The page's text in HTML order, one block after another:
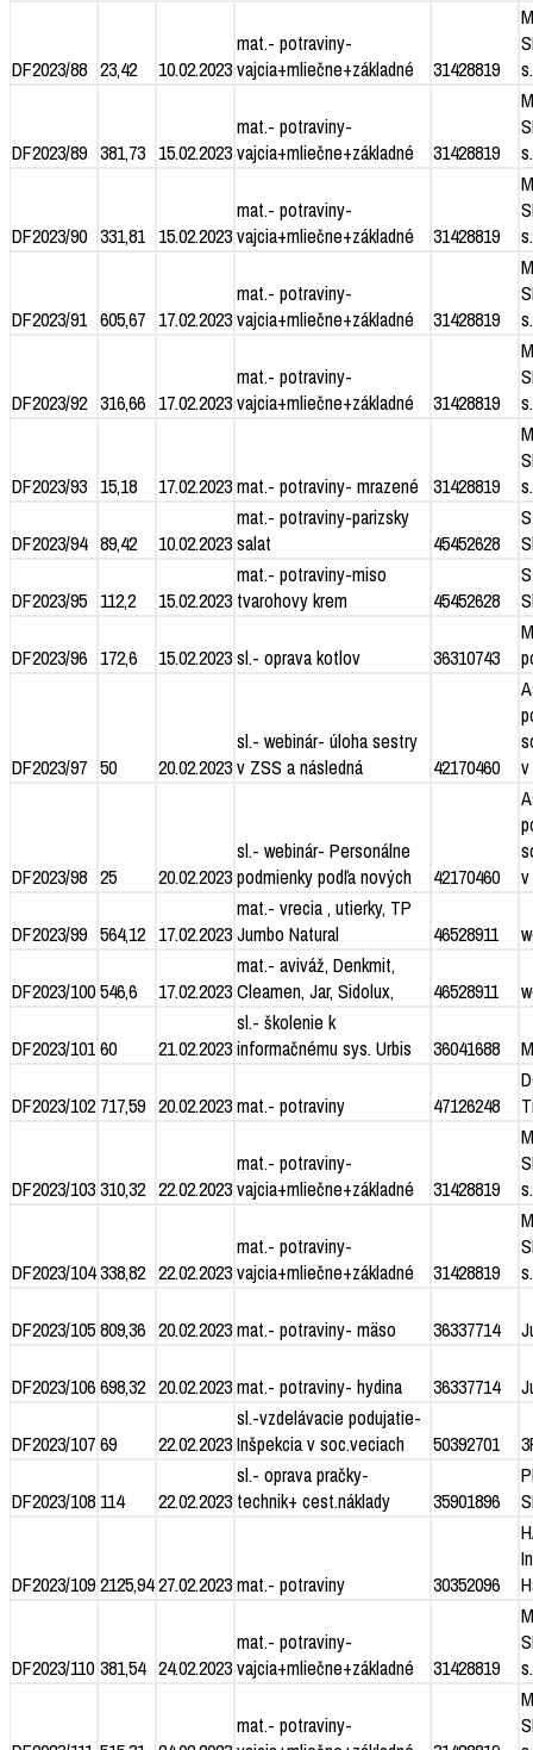
DF2023/88 23,42 10.02.2023
mat.- potraviny-
vajcia+mliečne+základné
31428819
DF2023/89 381,73 15.02.2023
mat.- potraviny-
vajcia+mliečne+základné
31428819
DF2023/90 331,81 15.02.2023
mat.- potraviny-
vajcia+mliečne+základné
31428819
DF2023/91 605,67 17.02.2023
mat.- potraviny-
vajcia+mliečne+základné
31428819
DF2023/92 316,66 17.02.2023
mat.- potraviny-
vajcia+mliečne+základné
31428819
DF2023/93 15,18 17.02.2023mat.- potraviny- mrazené 31428819
DF2023/94 89,42 10.02.2023
mat.- potraviny-parizsky
salat
45452628
DF2023/95 112,2 15.02.2023
mat.- potraviny-miso
tvarohovy krem
45452628
DF2023/96 172,6 15.02.2023sl.- oprava kotlov 36310743
DF2023/97 50 20.02.2023
sl.- webinár- úloha sestry
v ZSS a následná
42170460
DF2023/98 25 20.02.2023
sl.- webinár- Personálne
podmienky podľa nových
42170460
DF2023/99 564,12 17.02.2023
mat.- vrecia , utierky, TP
Jumbo Natural
46528911
DF2023/100546,6 17.02.2023
mat.- aviváž, Denkmit,
Cleamen, Jar, Sidolux,
46528911
DF2023/10160 21.02.2023
sl.- školenie k
informačnému sys. Urbis
36041688
DF2023/102 717,59 20.02.2023mat.- potraviny 47126248
DF2023/103310,32 22.02.2023
mat.- potraviny-
vajcia+mliečne+základné
31428819
DF2023/104338,82 22.02.2023
mat.- potraviny-
vajcia+mliečne+základné
31428819
DF2023/105809,36 20.02.2023mat.- potraviny- mäso 36337714
DF2023/106698,32 20.02.2023mat.- potraviny- hydina 36337714
DF2023/10769 22.02.2023
sl.-vzdelávacie podujatie-
Inšpekcia v soc.veciach
50392701
DF2023/108 114 22.02.2023
sl.- oprava pračky-
technik+ cest.náklady
35901896
DF2023/1092125,9427.02.2023mat.- potraviny 30352096
DF2023/110 381,54 24.02.2023
mat.- potraviny-
vajcia+mliečne+základné
31428819
mat.- potraviny-